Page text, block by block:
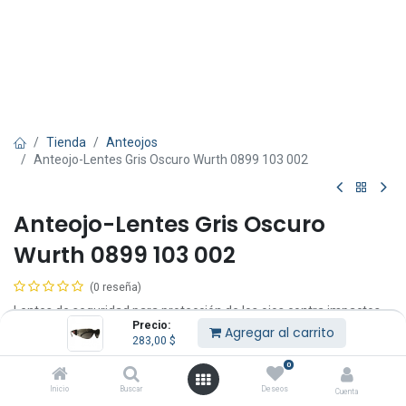
Precio:
283,00 $ Agregar al carrito
Inicio Buscar
0
Deseos Cuenta
Tienda
Anteojos
Anteojo-Lentes Gris Oscuro Wurth 0899 103 002
Anteojo-Lentes Gris Oscuro
Wurth 0899 103 002
(0 reseña)
Lentes de seguridad para protección de los ojos contra impactos
Lentes económicos, livianos que ofrecen protección superior.
Almohadillas para la nariz integradas.